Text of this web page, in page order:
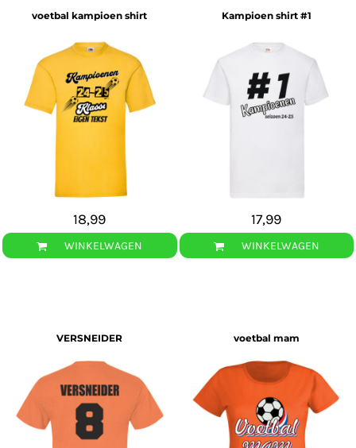
voetbal kampioen shirt
18,99
WINKELWAGEN
Kampioen shirt #1
17,99
WINKELWAGEN
VERSNEIDER voetbal mam